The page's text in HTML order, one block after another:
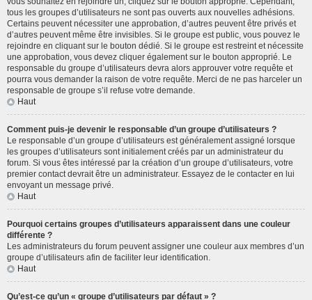
tous les groupes d’utilisateurs ne sont pas ouverts aux nouvelles adhésions.
Certains peuvent nécessiter une approbation, d’autres peuvent être privés et
d’autres peuvent même être invisibles. Si le groupe est public, vous pouvez le
rejoindre en cliquant sur le bouton dédié. Si le groupe est restreint et nécessite
une approbation, vous devez cliquer également sur le bouton approprié. Le
responsable du groupe d’utilisateurs devra alors approuver votre requête et
pourra vous demander la raison de votre requête. Merci de ne pas harceler un
responsable de groupe s’il refuse votre demande.
Haut
Comment puis-je devenir le responsable d’un groupe d’utilisateurs ?
Le responsable d’un groupe d’utilisateurs est généralement assigné lorsque
les groupes d’utilisateurs sont initialement créés par un administrateur du
forum. Si vous êtes intéressé par la création d’un groupe d’utilisateurs, votre
premier contact devrait être un administrateur. Essayez de le contacter en lui
envoyant un message privé.
Haut
Pourquoi certains groupes d’utilisateurs apparaissent dans une couleur
différente ?
Les administrateurs du forum peuvent assigner une couleur aux membres d’un
groupe d’utilisateurs afin de faciliter leur identification.
Haut
Qu’est-ce qu’un « groupe d’utilisateurs par défaut » ?